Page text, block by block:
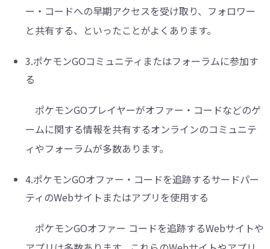
ー・コードへの早期アクセスを受け取り、フォロワー
と共有する、といったことがよくあります。
3.ポケモンGOコミュニティまたはフォーラムに参加す
る
ポケモンGOプレイヤーがオファー・コードなどのゲ
ームに関する情報を共有するオンラインのコミュニテ
ィやフォーラムが多数あります。
4.ポケモンGOオファー・コードを追跡するサードパー
ティのWebサイトまたはアプリを使用する
ポケモンGOオファー コードを追跡するWebサイトや